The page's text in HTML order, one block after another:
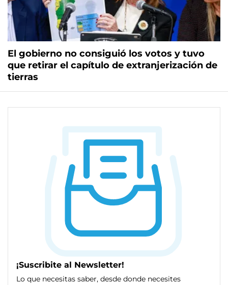
El gobierno no consiguió los votos y tuvo
que retirar el capítulo de extranjerización de
tierras
¡Suscribite al Newsletter!
Lo que necesitas saber, desde donde necesites